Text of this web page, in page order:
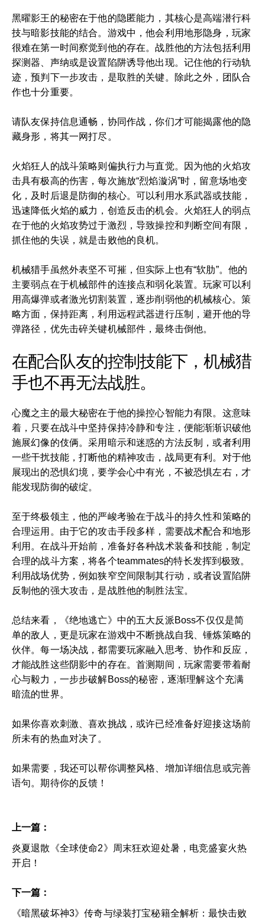
黑曜影王的秘密在于他的隐匿能力，其核心是高端潜行科
技与暗影技能的结合。游戏中，他会利用地形隐身，玩家
很难在第一时间察觉到他的存在。战胜他的方法包括利用
探测器、声纳或是设置陷阱诱导他出现。记住他的行动轨
迹，预判下一步攻击，是取胜的关键。除此之外，团队合
作也十分重要。
请队友保持信息通畅，协同作战，你们才可能揭露他的隐
藏身形，将其一网打尽。
火焰狂人的战斗策略则偏执行力与直觉。因为他的火焰攻
击具有极高的伤害，每次施放“烈焰漩涡”时，留意场地变
化，及时后退是防御的核心。可以利用水系武器或技能，
迅速降低火焰的威力，创造反击的机会。火焰狂人的弱点
在于他的火焰攻势过于激烈，导致操控和判断空间有限，
抓住他的失误，就是击败他的良机。
机械猎手虽然外表坚不可摧，但实际上也有“软肋”。他的
主要弱点在于机械部件的连接点和弱化装置。玩家可以利
用高爆弹或者激光切割装置，逐步削弱他的机械核心。策
略方面，保持距离，利用远程武器进行压制，避开他的导
弹路径，优先击碎关键机械部件，最终击倒他。
在配合队友的控制技能下，机械猎
手也不再无法战胜。
心魔之主的最大秘密在于他的操控心智能力有限。这意味
着，只要在战斗中坚持保持冷静和专注，便能渐渐识破他
施展幻像的伎俩。采用暗示和迷惑的方法反制，或者利用
一些干扰技能，打断他的精神攻击，战局更有利。对于他
展现出的恐惧幻境，要学会心中有光，不被恐惧左右，才
能发现防御的破绽。
至于终极领主，他的严峻考验在于战斗的持久性和策略的
合理运用。由于它的攻击手段多样，需要战术配合和地形
利用。在战斗开始前，准备好各种战术装备和技能，制定
合理的战斗方案，将各个teammates的特长发挥到极致。
利用战场优势，例如狭窄空间限制其行动，或者设置陷阱
反制他的强大攻击，是战胜他的制胜法宝。
总结来看，《绝地逃亡》中的五大反派Boss不仅仅是简
单的敌人，更是玩家在游戏中不断挑战自我、锤炼策略的
伙伴。每一场决战，都需要玩家融入思考、协作和反应，
才能战胜这些阴影中的存在。首测期间，玩家需要带着耐
心与毅力，一步步破解Boss的秘密，逐渐理解这个充满
暗流的世界。
如果你喜欢刺激、喜欢挑战，或许已经准备好迎接这场前
所未有的热血对决了。
如果需要，我还可以帮你调整风格、增加详细信息或完善
语句。期待你的反馈！
上一篇：
炎夏退散《全球使命2》周末狂欢迎处暑，电竞盛宴火热
开启！
下一篇：
《暗黑破坏神3》传奇与绿装打宝秘籍全解析：最快击败